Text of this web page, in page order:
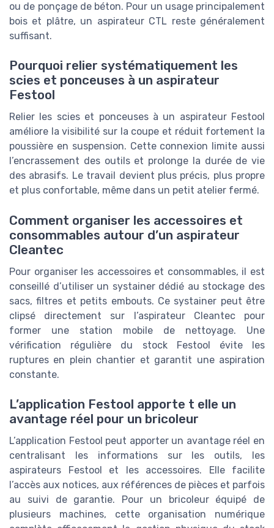
ou de ponçage de béton. Pour un usage principalement
bois et plâtre, un aspirateur CTL reste généralement
suffisant.
Pourquoi relier systématiquement les
scies et ponceuses à un aspirateur
Festool
Relier les scies et ponceuses à un aspirateur Festool
améliore la visibilité sur la coupe et réduit fortement la
poussière en suspension. Cette connexion limite aussi
l’encrassement des outils et prolonge la durée de vie
des abrasifs. Le travail devient plus précis, plus propre
et plus confortable, même dans un petit atelier fermé.
Comment organiser les accessoires et
consommables autour d’un aspirateur
Cleantec
Pour organiser les accessoires et consommables, il est
conseillé d’utiliser un systainer dédié au stockage des
sacs, filtres et petits embouts. Ce systainer peut être
clipsé directement sur l’aspirateur Cleantec pour
former une station mobile de nettoyage. Une
vérification régulière du stock Festool évite les
ruptures en plein chantier et garantit une aspiration
constante.
L’application Festool apporte t elle un
avantage réel pour un bricoleur
L’application Festool peut apporter un avantage réel en
centralisant les informations sur les outils, les
aspirateurs Festool et les accessoires. Elle facilite
l’accès aux notices, aux références de pièces et parfois
au suivi de garantie. Pour un bricoleur équipé de
plusieurs machines, cette organisation numérique